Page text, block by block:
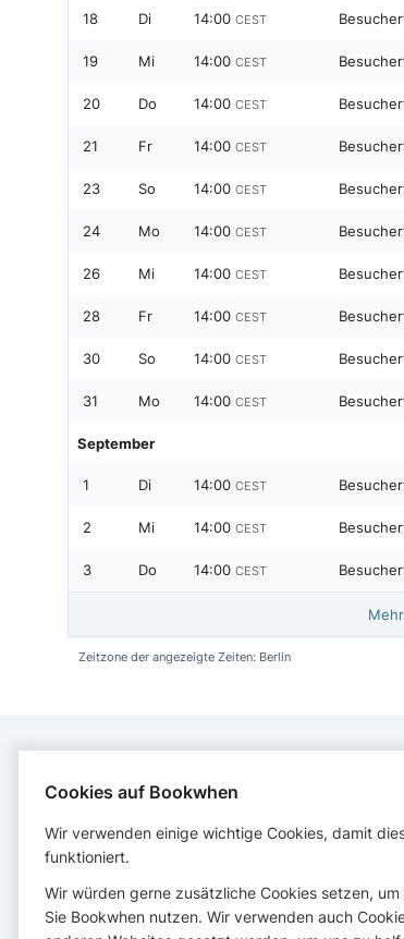
18 Di 14:00 CEST
19 Mi 14:00 CEST
20 Do 14:00 CEST
21 Fr 14:00 CEST
23 So 14:00 CEST
24 Mo 14:00 CEST
26 Mi 14:00 CEST
28 Fr 14:00 CEST
30 So 14:00 CEST
31 Mo 14:00 CEST
September
1 Di 14:00 CEST
2 Mi 14:00 CEST
3 Do 14:00 CEST
Zeitzone der angezeigte Zeiten: Berlin
KONTAKT
Eselpark Zons e.V.
Aldenhovenstraße 100
41541 Dormagen
+49 171 6562818
esel@eselpark-zons.de
Cookies auf Bookwhen
Wir verwenden einige wichtige Cookies, damit
funktioniert.
Wir würden gerne zusätzliche Cookies setzen,
Sie Bookwhen nutzen. Wir verwenden auch